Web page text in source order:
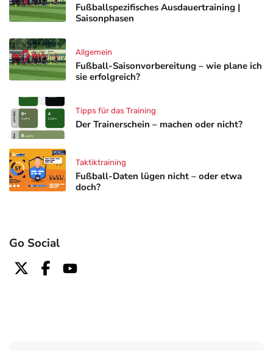
Fußballspezifisches Ausdauertraining |
Saisonphasen
Fußball-Saisonvorbereitung – wie plane ich
sie erfolgreich?
Allgemein
Der Trainerschein – machen oder nicht?
Tipps für das Training
Fußball-Daten lügen nicht – oder etwa
doch?
Taktiktraining
Go Social